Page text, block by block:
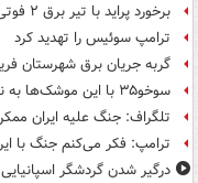
برخورد پراید با تیر برق ۲ فوتی بر جای گذاشت
ترامپ سوئیس را تهدید کرد
گربه جریان برق شهرستان
سوخو۳۵ با این موشک‌ها به ناوهای‌جنگی حمله می‌کند
تلگراف: جنگ علیه ایران
ترامپ: فکر می‌کنم جنگ با
درگیر شدن گردشگر